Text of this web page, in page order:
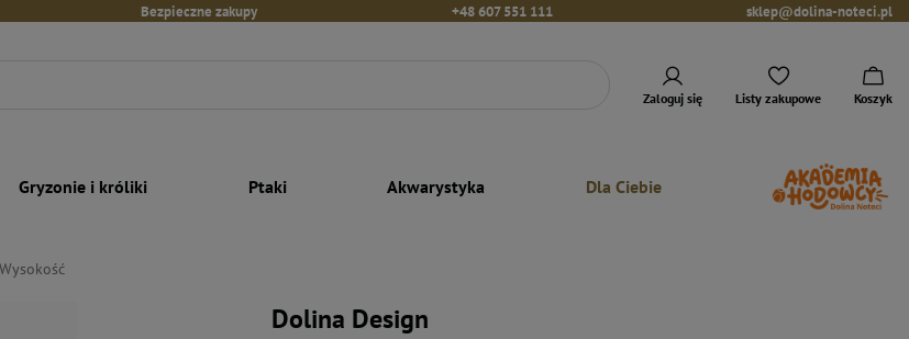
Bezpieczne zakupy +48 607 551 111 sklep@dolina-noteci.pl
Zaloguj się Listy zakupowe Koszyk
Gryzonie i króliki Ptaki Akwarystyka Dla Ciebie
Dolina Design